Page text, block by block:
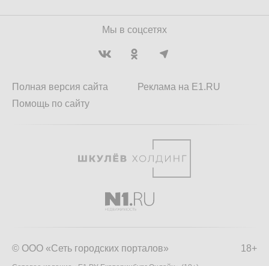
Мы в соцсетях
Полная версия сайта
Помощь по сайту
Реклама на E1.RU
18+
© ООО «Сеть городских порталов»